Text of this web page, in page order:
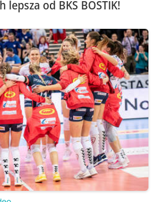
od BKS BOSTIK!